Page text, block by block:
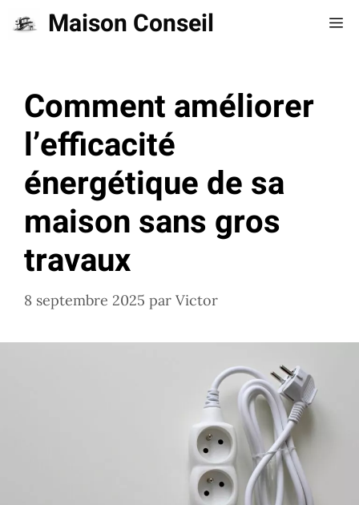
Aller
Maison Conseil
Comment améliorer
l’efficacité
énergétique de sa
maison sans gros
travaux
8 septembre 2025 par Victor